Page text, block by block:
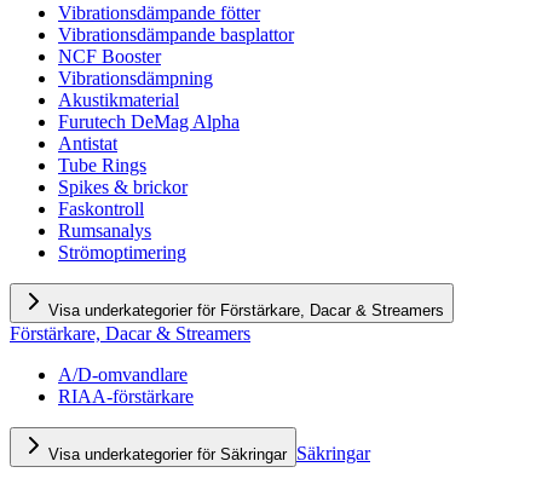
Vibrationsdämpande fötter
Vibrationsdämpande basplattor
NCF Booster
Vibrationsdämpning
Akustikmaterial
Furutech DeMag Alpha
Antistat
Tube Rings
Spikes & brickor
Faskontroll
Rumsanalys
Strömoptimering
Visa underkategorier för Förstärkare, Dacar & Streamers
Förstärkare, Dacar & Streamers
A/D-omvandlare
RIAA-förstärkare
Visa underkategorier för Säkringar Säkringar